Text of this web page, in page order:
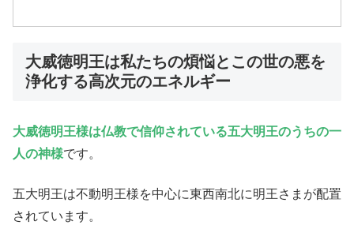
大威徳明王は私たちの煩悩とこの世の悪を
浄化する高次元のエネルギー
大威徳明王様は仏教で信仰されている五大明王のうちの一
人の神様です。
五大明王は不動明王様を中心に東西南北に明王さまが配置
されています。